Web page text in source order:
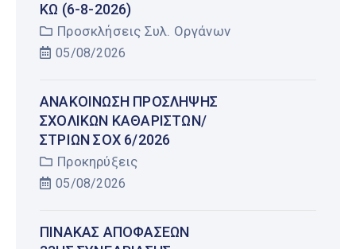
ΚΩ (6-8-2026)
Προσκλήσεις Συλ. Οργάνων
05/08/2026
AΝΑΚΟΙΝΩΣΗ ΠΡΟΣΛΗΨΗΣ
ΣΧΟΛΙΚΩΝ ΚΑΘΑΡΙΣΤΩΝ/
ΣΤΡΙΩΝ ΣΟΧ 6/2026
Προκηρύξεις
05/08/2026
ΠΊΝΑΚΑΣ ΑΠΟΦΆΣΕΩΝ